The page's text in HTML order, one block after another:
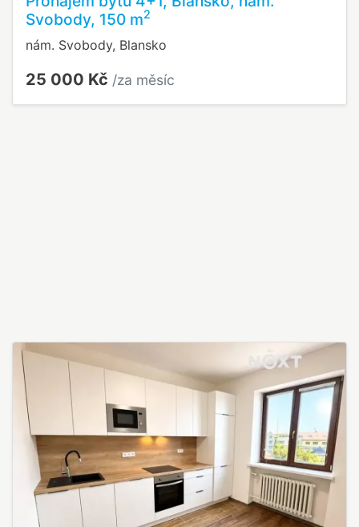
Svobody, 150 m2
nám. Svobody, Blansko
25 000 Kč /za měsíc